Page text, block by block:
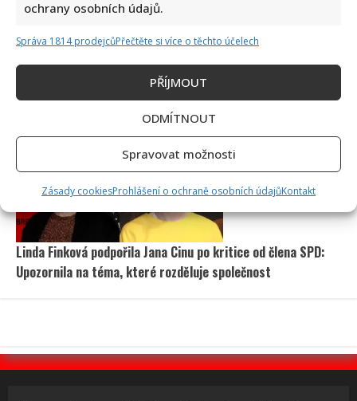
ochrany osobních údajů.
Správa 1814 prodejcůPřečtěte si více o těchto účelech
PŘÍJMOUT
ODMÍTNOUT
Spravovat možnosti
Zásady cookiesProhlášení o ochraně osobních údajůKontakt
Petr Kotvald a Stanislav Hložek otevřeně o svých
důchodech: Oba si stále musí přivydělávat
Linda Finková podpořila Jana Cinu po kritice od člena SPD:
Upozornila na téma, které rozděluje společnost